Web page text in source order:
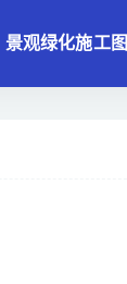
景观绿化施工图